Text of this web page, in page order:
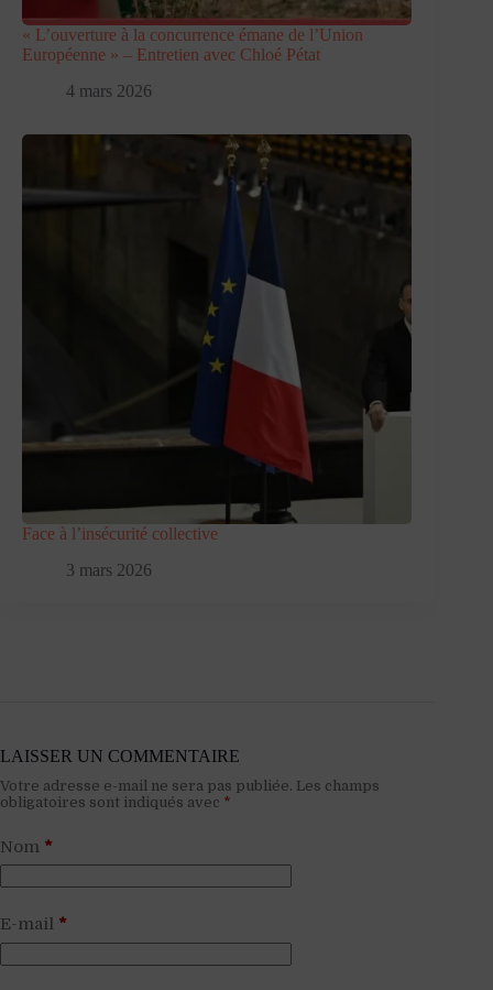
« L’ouverture à la concurrence émane de l’Union
Européenne » – Entretien avec Chloé Pétat
4 mars 2026
Face à l’insécurité collective
3 mars 2026
LAISSER UN COMMENTAIRE
Votre adresse e-mail ne sera pas publiée. Les champs
obligatoires sont indiqués avec *
Nom *
E-mail *